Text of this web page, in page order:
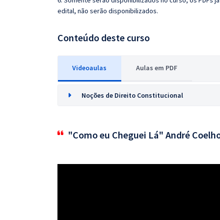
edital, não serão disponibilizados.
Conteúdo deste curso
Videoaulas Aulas em PDF
Noções de Direito Constitucional
"Como eu Cheguei Lá" André